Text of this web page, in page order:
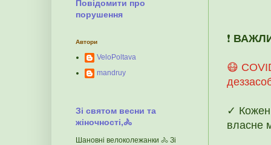
❗️
😷
✓ Кожен
власне
Повідомити про
порушення
Автори
VeloPoltava
mandruy
Зі святом весни та
жіночності,🚴
Шановні велоколежанки 🚴 Зі